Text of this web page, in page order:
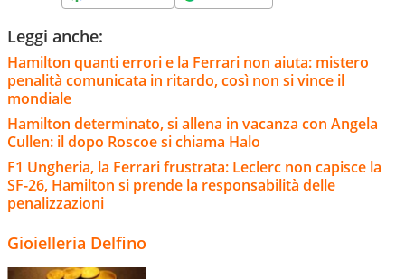
Leggi anche:
Hamilton quanti errori e la Ferrari non aiuta: mistero
penalità comunicata in ritardo, così non si vince il
mondiale
Hamilton determinato, si allena in vacanza con Angela
Cullen: il dopo Roscoe si chiama Halo
F1 Ungheria, la Ferrari frustrata: Leclerc non capisce la
SF-26, Hamilton si prende la responsabilità delle
penalizzazioni
Gioielleria Delfino